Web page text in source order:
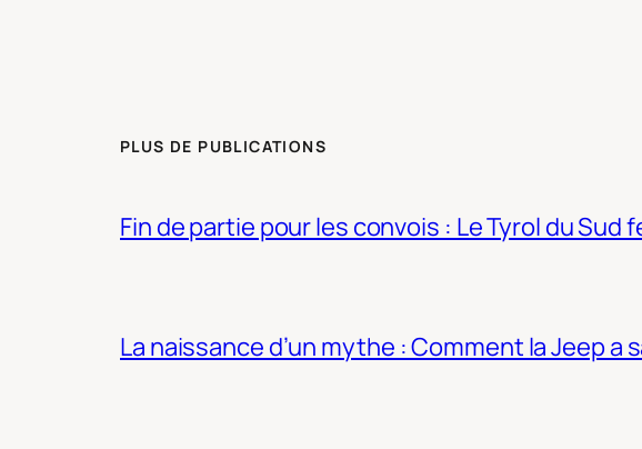
PLUS DE PUBLICATIONS
Fin de partie pour les convois : Le Tyrol du
La naissance d’un mythe : Comment la Jeep a